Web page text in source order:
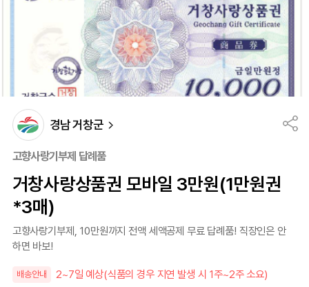
경남 거창군
고향사랑기부제 답례품
거창사랑상품권 모바일 3만원(1만원권
*3매)
고향사랑기부제, 10만원까지 전액 세액공제 무료 답례품! 직장인은 안
하면 바보!
배송안내 2~7일 예상(식품의 경우 지연 발생 시 1주~2주 소요)